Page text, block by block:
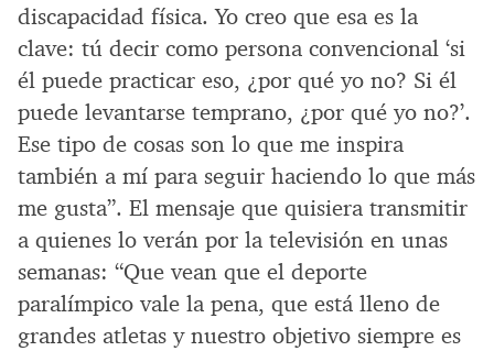
discapacidad física. Yo creo que esa es la
clave: tú decir como persona convencional ‘si
él puede practicar eso, ¿por qué yo no? Si él
puede levantarse temprano, ¿por qué yo no?’.
Ese tipo de cosas son lo que me inspira
también a mí para seguir haciendo lo que más
me gusta”. El mensaje que quisiera transmitir
a quienes lo verán por la televisión en unas
semanas: “Que vean que el deporte
paralímpico vale la pena, que está lleno de
grandes atletas y nuestro objetivo siempre es